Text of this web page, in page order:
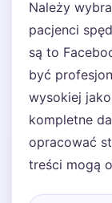
Należy
pacjenci
są to
być
wysokiej
kompletne
opracować
treści mogą